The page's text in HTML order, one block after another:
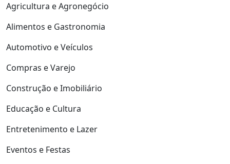
Agricultura e Agronegócio
Alimentos e Gastronomia
Automotivo e Veículos
Compras e Varejo
Construção e Imobiliário
Educação e Cultura
Entretenimento e Lazer
Eventos e Festas